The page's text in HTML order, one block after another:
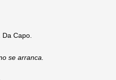
Da Capo.
se arranca.